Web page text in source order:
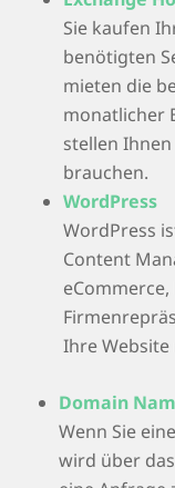
Sie kaufen
benötigten
mieten die
monatlicher
stellen
brauchen.
WordPress
WordPress
Content
Ihre Website
Domain
Wenn Sie
wird über